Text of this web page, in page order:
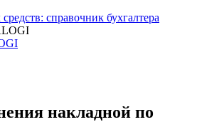
справочник бухгалтера
накладной по